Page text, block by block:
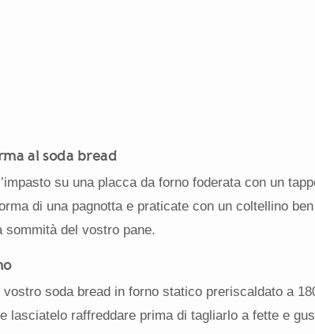
al soda bread
su una placca da forno foderata con un
di una pagnotta e praticate con un coltellino
sommità del vostro pane.
vostro soda bread in forno statico preriscaldato a
lasciatelo raffreddare prima di tagliarlo a fette e